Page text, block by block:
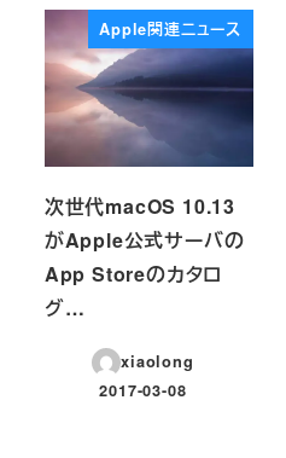
Apple関連ニュース
次世代macOS 10.13
がApple公式サーバの
App Storeのカタロ
グ…
xiaolong
投稿日
2017-03-08